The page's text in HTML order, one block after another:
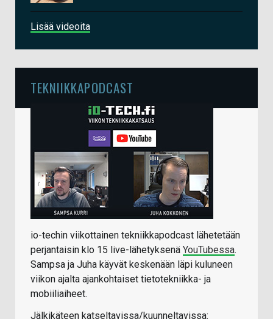
Lisää videoita
TEKNIIKKAPODCAST
io-techin viikottainen tekniikkapodcast lähetetään
perjantaisin klo 15 live-lähetyksenä YouTubessa.
Sampsa ja Juha käyvät keskenään läpi kuluneen
viikon ajalta ajankohtaiset tietotekniikka- ja
mobiiliaiheet.
Jälkikäteen katseltavissa/kuunneltavissa: